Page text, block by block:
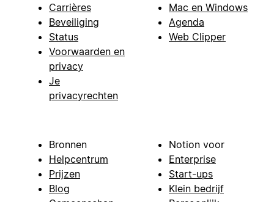
Carrières
Beveiliging
Status
Voorwaarden en
privacy
Je
privacyrechten
Mac en Windows
Agenda
Web Clipper
Bronnen
Helpcentrum
Prijzen
Blog
Notion voor
Enterprise
Start-ups
Klein bedrijf